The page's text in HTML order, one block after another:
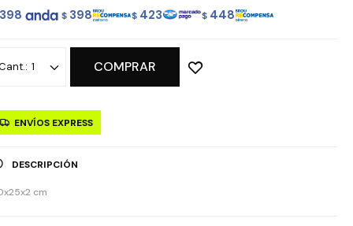
398 $ 398 $ 423 $ 448
1 COMPRAR
ENVÍOS EXPRESS
DESCRIPCIÓN
cm